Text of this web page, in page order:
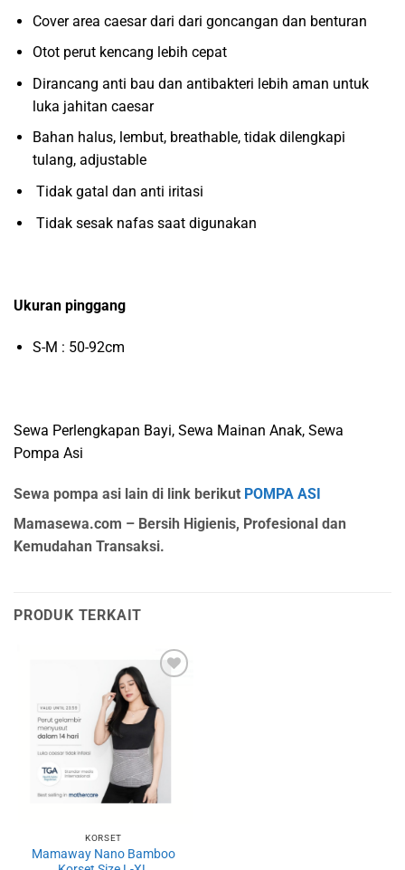
Cover area caesar dari dari goncangan dan benturan
Otot perut kencang lebih cepat
Dirancang anti bau dan antibakteri lebih aman untuk
luka jahitan caesar
Bahan halus, lembut, breathable, tidak dilengkapi
tulang, adjustable
Tidak gatal dan anti iritasi
Tidak sesak nafas saat digunakan
Ukuran pinggang
S-M : 50-92cm
Sewa Perlengkapan Bayi, Sewa Mainan Anak, Sewa
Pompa Asi
Sewa pompa asi lain di link berikut POMPA ASI
Mamasewa.com – Bersih Higienis, Profesional dan
Kemudahan Transaksi.
PRODUK TERKAIT
Add to
wishlist
KORSET
Mamaway Nano Bamboo